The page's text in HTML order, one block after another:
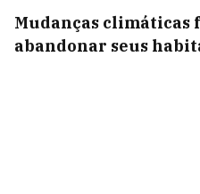
Mudanças climáticas
abandonar seus